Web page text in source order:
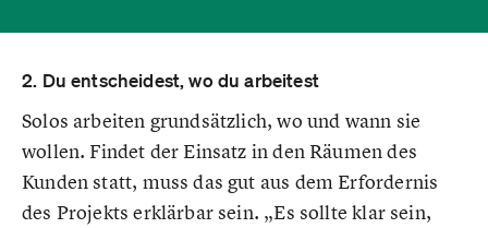
2. Du entscheidest, wo du arbeitest
Solos arbeiten grundsätzlich, wo und wann sie
wollen. Findet der Einsatz in den Räumen des
Kunden statt, muss das gut aus dem Erfordernis
des Projekts erklärbar sein. „Es sollte klar sein,